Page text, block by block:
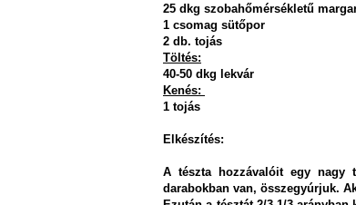
25 dkg szobahőmérsékletű
1 csomag sütőpor
2 db. tojás
Töltés:
40-50 dkg lekvár
Kenés:
1 tojás
Elkészítés:
A tészta hozzávalóit egy nagy
darabokban van, összegyúrjuk.